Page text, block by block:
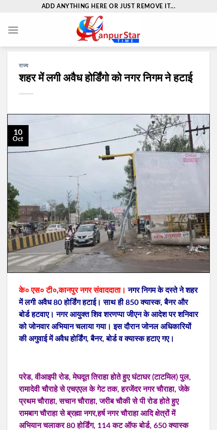
content
ADD ANYTHING HERE OR JUST REMOVE IT...
राज्य
शहर में लगी अवैध होर्डिंगो को नगर निगम ने हटाई
10
Oct
के० एस० टी०,कानपुर नगर संवाददाता। नगर निगम के दस्ते ने शहर
में लगी अवैध 80 होर्डिंग हटाई। साथ ही 850 क्यास्क, बैनर और
बोर्ड हटवाए। नगर आयुक्त शिव शरणप्पा जीएन के आदेश पर शनिवार
को जोनवार अभियान चलाया गया। इस दौरान जोनल अधिकारियों
की अगुवाई में अवैध होर्डिंग, बैनर, बोर्ड व क्यास्क हटाए गए।
परेड, वीआइपी रोड, मेघदूत तिराहा होते हुए घंटाघर (टाटमिल) पुल,
रामादेवी चौराहे से एचएएल के गेट तक, हरजेंदर नगर चौराहा, जेके
प्रथम चौराहा, सचान चौराहा, जरीब चौकी से पी रोड होते हुए
रामबाग चौराहा से ब्रह्मा नगर,हर्ष नगर चौराहा आदि क्षेत्रों में
अभियान चलाकर 80 होर्डिंग, 114 कट ऑफ बोर्ड, 650 क्यास्क